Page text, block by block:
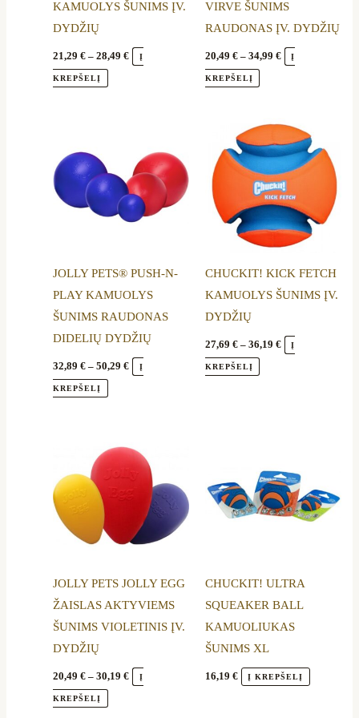
KAMUOLYS ŠUNIMS ĮV.
DYDŽIŲ
21,29€ – 28,49€ Į
KREPŠELĮ
chosen
the
VIRVE ŠUNIMS
RAUDONAS ĮV. DYDŽIŲ
20,49 € – 34,99 € Į
KREPŠELĮ
chosen
on
the
JOLLY PETS® PUSH-N-
PLAY KAMUOLYS
ŠUNIMS RAUDONAS
DIDELIŲ DYDŽIŲ
32,89€ – 50,29€
32,89 €
through
50,29 €
Į
KREPŠELĮ
has
multiple
variants.
may
be
chosen
on
the
CHUCKIT! KICK FETCH
KAMUOLYS ŠUNIMS ĮV.
DYDŽIŲ
27,69 € – 36,19 €
Price
range:
27,69 €
through
36,19 €
Į
KREPŠELĮ
This
product
has
multiple
variants.
The
may
be
on
JOLLY PETS JOLLY EGG
ŽAISLAS AKTYVIEMS
ŠUNIMS VIOLETINIS ĮV.
DYDŽIŲ
20,49€ – 30,19€
range:
20,49 €
through
30,19 €
Į
KREPŠELĮ
product
has
variants.
The
may
be
chosen
the
CHUCKIT! ULTRA
SQUEAKER BALL
KAMUOLIUKAS
ŠUNIMS XL
16,19 € Į KREPŠELĮ